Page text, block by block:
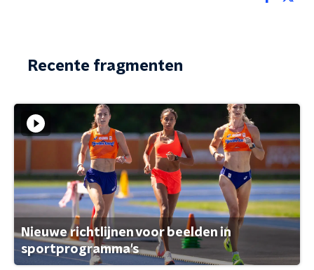
Recente fragmenten
Nieuwe richtlijnen voor beelden in
sportprogramma's